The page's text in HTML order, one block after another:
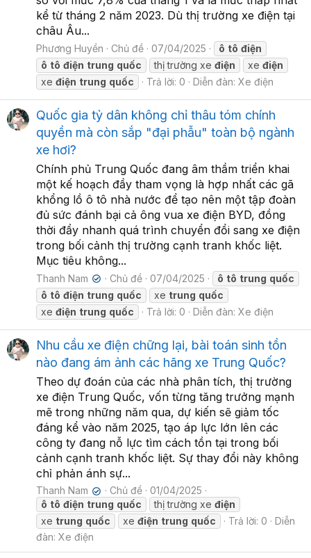
kể từ tháng 2 năm 2023. Dù thị trường xe điện tại
châu Âu...
Phương Huyền Chủ đề 07/04/2025 ô tô điện
ô tô điện trung quốc thị trường xe điện xe điện
xe điện trung quốc Trả lời: 0 Diễn đàn: Xe điện
Quốc gia tỷ dân không chỉ thâu tóm chính
quyền mà còn sắp "đại phẫu" toàn bộ ngành
xe hơi?
Chính phủ Trung Quốc đang âm thầm triển khai
một kế hoạch đầy tham vọng là hợp nhất các gã
khổng lồ ô tô nhà nước để tạo nên một tập đoàn
đủ sức đánh bại cả ông vua xe điện BYD, đồng
thời đẩy nhanh quá trình chuyển đổi sang xe điện
trong bối cảnh thị trường cạnh tranh khốc liệt.
Mục tiêu không...
Thanh Nam ✔ Chủ đề 07/04/2025 ô tô trung quốc
ô tô điện trung quốc xe trung quốc
xe điện trung quốc Trả lời: 0 Diễn đàn: Xe điện
Nhu cầu xe điện chững lại, bài toán sinh tồn
nào đang ám ảnh các hãng xe Trung Quốc?
Theo dự đoán của các nhà phân tích, thị trường
xe điện Trung Quốc, vốn từng tăng trưởng mạnh
mẽ trong những năm qua, dự kiến sẽ giảm tốc
đáng kể vào năm 2025, tạo áp lực lớn lên các
công ty đang nỗ lực tìm cách tồn tại trong bối
cảnh cạnh tranh khốc liệt. Sự thay đổi này không
chỉ phản ánh sự...
Thanh Nam ✔ Chủ đề
01/04/2025
ô tô điện trung quốc thị trường xe điện
xe trung quốc xe điện trung quốc Trả lời: 0
Diễn
đàn: Xe điện